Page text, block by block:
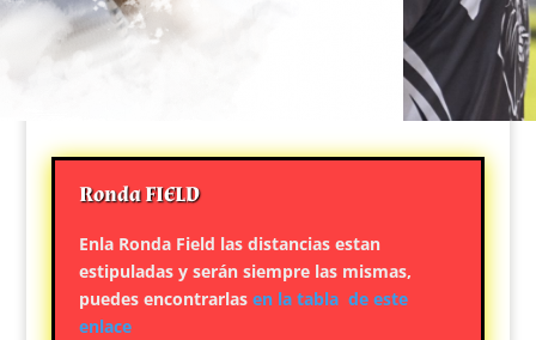
Ronda FIELD
Enla Ronda Field las distancias estan
estipuladas y serán siempre las mismas,
puedes encontrarlas en la tabla de este
enlace